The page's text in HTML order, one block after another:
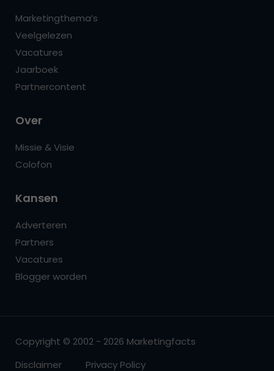
Marketingthema’s
Veelgelezen
Vacatures
Jaarboek
Partnercontent
Over
Missie & Visie
Colofon
Kansen
Adverteren
Partners
Vacatures
Blogger worden
Copyright © 2002 - 2026 Marketingfacts
Disclaimer
Privacy Policy